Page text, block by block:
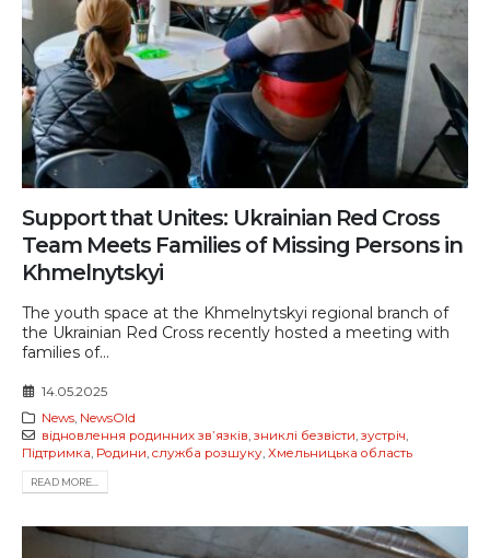
Support that Unites: Ukrainian Red Cross
Team Meets Families of Missing Persons in
Khmelnytskyi
The youth space at the Khmelnytskyi regional branch of
the Ukrainian Red Cross recently hosted a meeting with
families of...
14.05.2025
News, NewsOld
відновлення родинних звʼязків зниклі безвісти зустріч
Підтримка Родини служба розшуку Хмельницька область
READ MORE...